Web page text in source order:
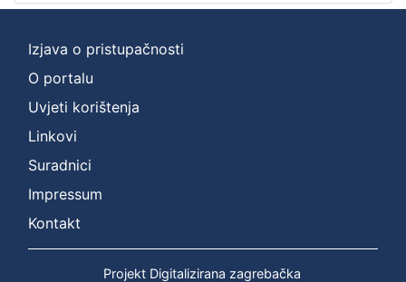
Izjava o pristupačnosti
O portalu
Uvjeti korištenja
Linkovi
Suradnici
Impressum
Kontakt
Projekt Digitalizirana zagrebačka